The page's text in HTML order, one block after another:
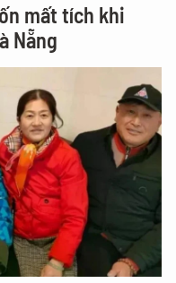
mất tích khi
Nẵng